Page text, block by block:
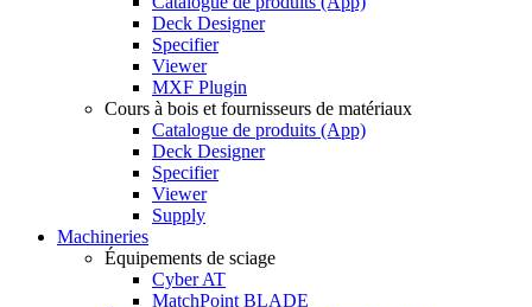
Deck Designer
Specifier
Viewer
MXF Plugin
Cours à bois et fournisseurs de matériaux
Catalogue de produits (App)
Deck Designer
Specifier
Viewer
Supply
Machineries
Équipements de sciage
Cyber AT
MatchPoint BLADE